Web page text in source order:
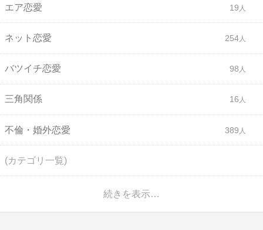
エア恋愛 19
ネット恋愛 254
バツイチ恋愛 98
三角関係 16
不倫・婚外恋愛 389
(カテゴリ一覧)
続きを表示…